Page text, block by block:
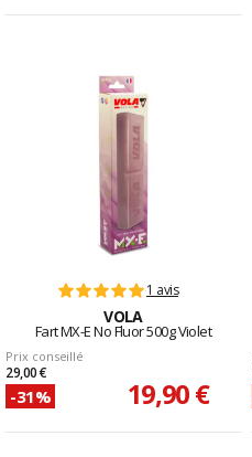
1 avis
VOLA
Fart MX-E No Fluor 500g Violet
Prix conseillé
29,00 €
-31% 19,90 €